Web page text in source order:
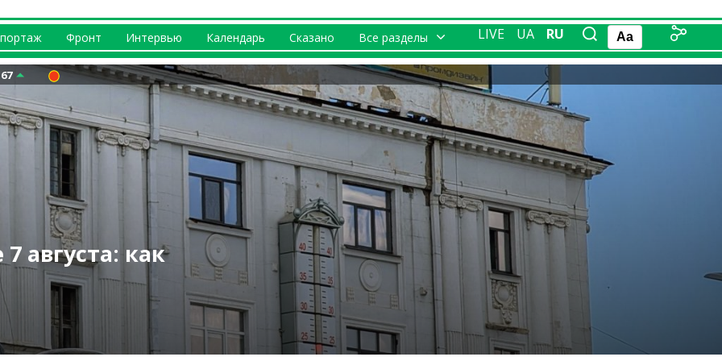
Фронт Интервью Календарь Сказано Все разделы LIVE UA RU Aa
вывели
происходит
(видео)
домой» —
августа: как
ТЦК и